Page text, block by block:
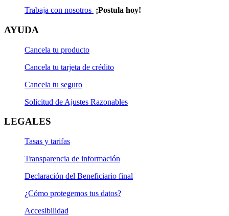
Trabaja con nosotros ¡Postula hoy!
AYUDA
Cancela tu producto
Cancela tu tarjeta de crédito
Cancela tu seguro
Solicitud de Ajustes Razonables
LEGALES
Tasas y tarifas
Transparencia de información
Declaración del Beneficiario final
¿Cómo protegemos tus datos?
Accesibilidad